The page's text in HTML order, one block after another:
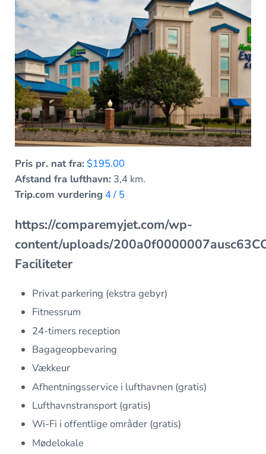
Pris pr. nat fra: $195.00
Afstand fra lufthavn:3,4 km.
Trip.com vurdering 4 / 5
https://comparemyjet.com/wp-
content/uploads/
Faciliteter
Privat parkering (ekstra gebyr)
Fitnessrum
24-timers reception
Bagageopbevaring
Vækkeur
Afhentningsservice i lufthavnen (gratis)
Lufthavnstransport (gratis)
Wi-Fi i offentlige områder (gratis)
Mødelokale